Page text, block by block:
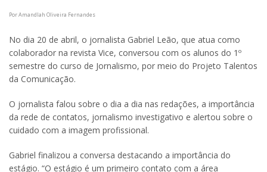
Por Amandlah Oliveira Fernandes
No dia 20 de abril, o jornalista Gabriel Leão, que atua como
colaborador na revista Vice, conversou com os alunos do 1º
semestre do curso de Jornalismo, por meio do Projeto Talentos
da Comunicação.
O jornalista falou sobre o dia a dia nas redações, a importância
da rede de contatos, jornalismo investigativo e alertou sobre o
cuidado com a imagem profissional.
Gabriel finalizou a conversa destacando a importância do
estágio. “O estágio é um primeiro contato com a área